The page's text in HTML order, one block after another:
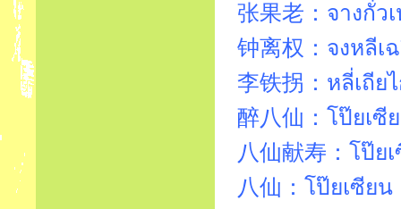
张果老：จางกั๋ว
钟离权：จงหลีเ
李铁拐：หลี่เถีย
醉八仙：โป๊ยเซี
八仙献寿：โป๊ย
八仙：โป๊ยเซียน